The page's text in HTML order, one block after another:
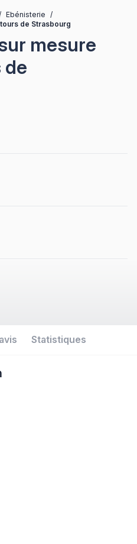
Ebénisterie /
de Strasbourg
mesure
de
Statistiques